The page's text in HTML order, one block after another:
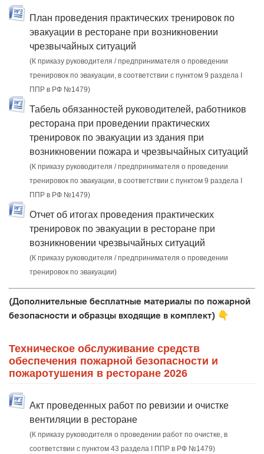
План проведения практических тренировок по
эвакуации в ресторане при возникновении
чрезвычайных ситуаций
(К приказу руководителя / предпринимателя о проведении
тренировок по эвакуации, в соответствии с пунктом 9 раздела I
ППР в РФ №1479)
Табель обязанностей руководителей, работников
ресторана при проведении практических
тренировок по эвакуации из здания при
возникновении пожара и чрезвычайных ситуаций
(К приказу руководителя / предпринимателя о проведении
тренировок по эвакуации, в соответствии с пунктом 9 раздела I
ППР в РФ №1479)
Отчет об итогах проведения практических
тренировок по эвакуации в ресторане при
возникновении чрезвычайных ситуаций
(К приказу руководителя / предпринимателя о проведении
тренировок по эвакуации)
(Дополнительные бесплатные материалы по пожарной
безопасности и образцы входящие в комплект) 👇
Техническое обслуживание средств
обеспечения пожарной безопасности и
пожаротушения в ресторане 2026
Акт проведенных работ по ревизии и очистке
вентиляции в ресторане
(К приказу руководителя о проведении работ по очистке, в
соответствии с пунктом 43 раздела I ППР в РФ №1479)